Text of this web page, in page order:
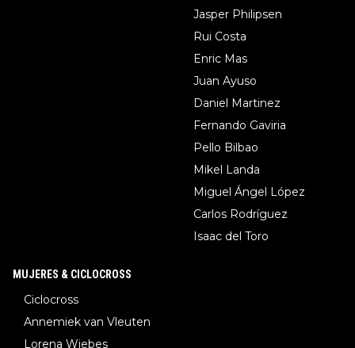
Jasper Philipsen
Rui Costa
Enric Mas
Juan Ayuso
Daniel Martinez
Fernando Gaviria
Pello Bilbao
Mikel Landa
Miguel Ángel López
Carlos Rodríguez
Isaac del Toro
MUJERES & CICLOCROSS
Ciclocross
Annemiek van Vleuten
Lorena Wiebes